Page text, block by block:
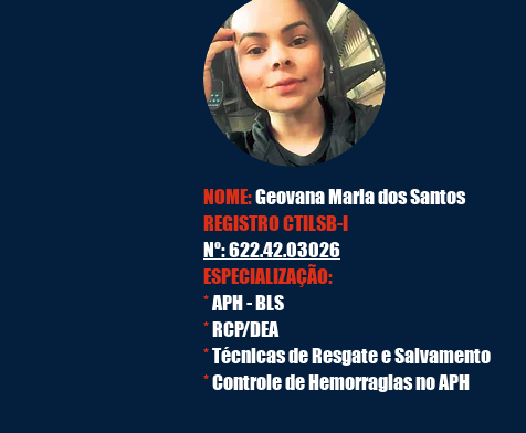
NOME:Geovana Maria dos Santos
REGISTRO CTILSB-I
Nº: 622.42.03026
ESPECIALIZAÇÃO:
*APH - BLS
*RCP/DEA
*Técnicas de Resgate e Salvamento
*Controle de Hemorragias no APH